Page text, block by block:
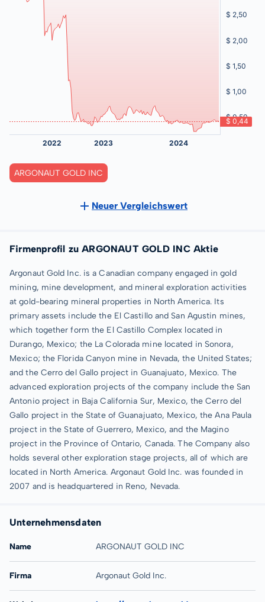
ARGONAUT GOLD INC
Neuer Vergleichswert
Firmenprofil zu ARGONAUT GOLD INC Aktie
Argonaut Gold Inc. is a Canadian company engaged in gold
mining, mine development, and mineral exploration activities
at gold-bearing mineral properties in North America. Its
primary assets include the El Castillo and San Agustin mines,
which together form the El Castillo Complex located in
Durango, Mexico; the La Colorada mine located in Sonora,
Mexico; the Florida Canyon mine in Nevada, the United States;
and the Cerro del Gallo project in Guanajuato, Mexico. The
advanced exploration projects of the company include the San
Antonio project in Baja California Sur, Mexico, the Cerro del
Gallo project in the State of Guanajuato, Mexico, the Ana Paula
project in the State of Guerrero, Mexico, and the Magino
project in the Province of Ontario, Canada. The Company also
holds several other exploration stage projects, all of which are
located in North America. Argonaut Gold Inc. was founded in
2007 and is headquartered in Reno, Nevada.
Unternehmensdaten
Name ARGONAUT GOLD INC
Firma Argonaut Gold Inc.